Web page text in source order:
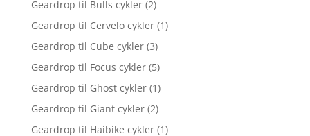
Geardrop til Bulls cykler (2)
Geardrop til Cervelo cykler (1)
Geardrop til Cube cykler (3)
Geardrop til Focus cykler (5)
Geardrop til Ghost cykler (1)
Geardrop til Giant cykler (2)
Geardrop til Haibike cykler (1)